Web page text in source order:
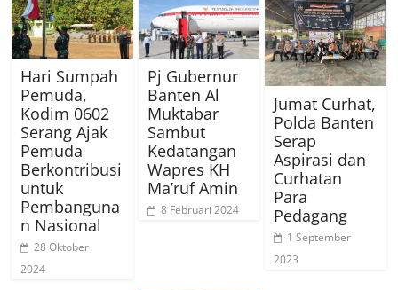
Hari Sumpah
Pemuda,
Kodim 0602
Serang Ajak
Pemuda
Berkontribusi
untuk
Pembanguna
n Nasional
28 Oktober
2024
Pj Gubernur
Banten Al
Muktabar
Sambut
Kedatangan
Wapres KH
Ma’ruf Amin
8 Februari 2024
Jumat Curhat,
Polda Banten
Serap
Aspirasi dan
Curhatan
Para
Pedagang
1 September
2023